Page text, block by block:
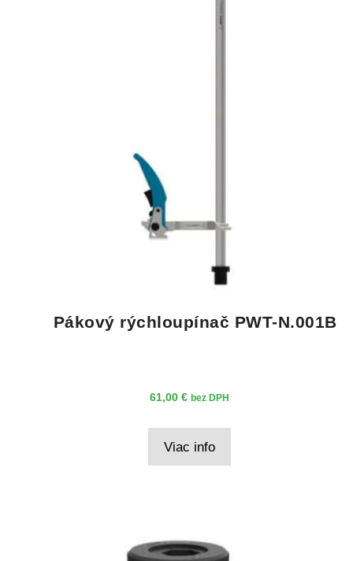
Pákový rýchloupínač PWT-N.001B
61,00 € bez DPH
Viac info